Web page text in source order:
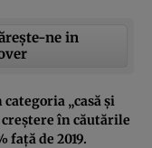
ne in
„casă și
în căutările
față de 2019.